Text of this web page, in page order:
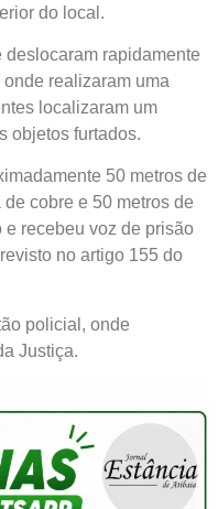
do local.
rapidamente
realizaram uma
localizaram um
objetos furtados.
50 metros de
cobre e 50 metros de
recebeu voz de prisão
no artigo 155 do
policial, onde
Justiça.